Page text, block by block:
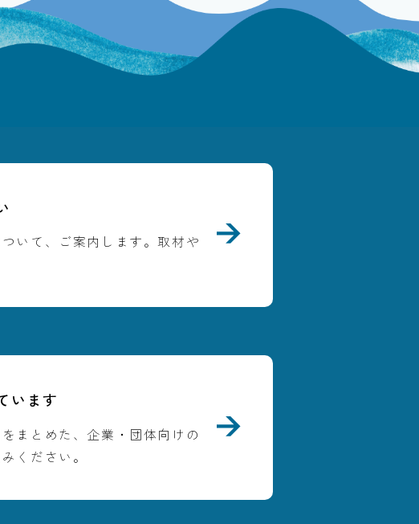
いて、ご案内します。取材や
います
まとめた、企業・団体向けの
ください。